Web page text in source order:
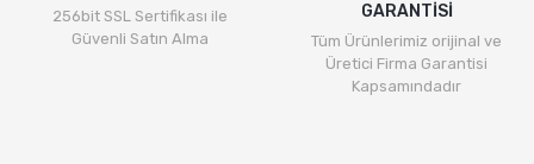
256bit SSL Sertifikası ile
Güvenli Satın Alma
GARANTİSİ
Tüm Ürünlerimiz orijinal ve
Üretici Firma Garantisi
Kapsamındadır